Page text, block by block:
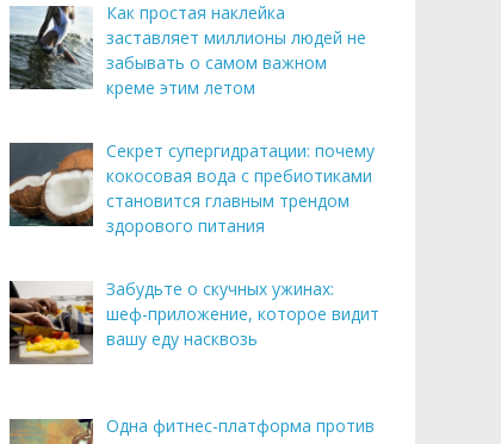
Как простая наклейка
заставляет миллионы людей не
забывать о самом важном
креме этим летом
Секрет супергидратации: почему
кокосовая вода с пребиотиками
становится главным трендом
здорового питания
Забудьте о скучных ужинах:
шеф-приложение, которое видит
вашу еду насквозь
Одна фитнес-платформа против